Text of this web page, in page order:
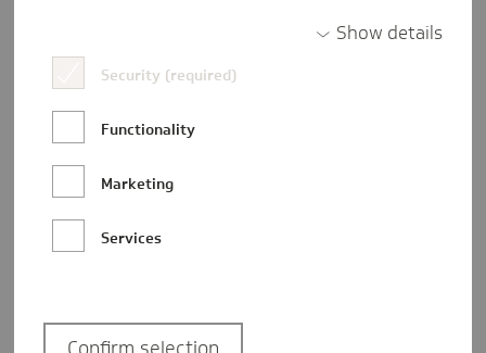
Show details
Security (required)
Functionality
Marketing
Services